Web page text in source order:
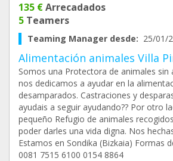
135 €Arrecadados
5 Teamers
Teaming Manager desde: 25/01/
Alimentación animales Villa
Somos una Protectora de animales sin
nos dedicamos a ayudar en la
desamparados. Castraciones y
ayudais a seguir ayudando?? Por otro
pequeño Refugio de animales
poder darles una vida digna. Nos
Estamos en Sondika (Bizkaia) Formas
0081 7515 6100 0154 8864